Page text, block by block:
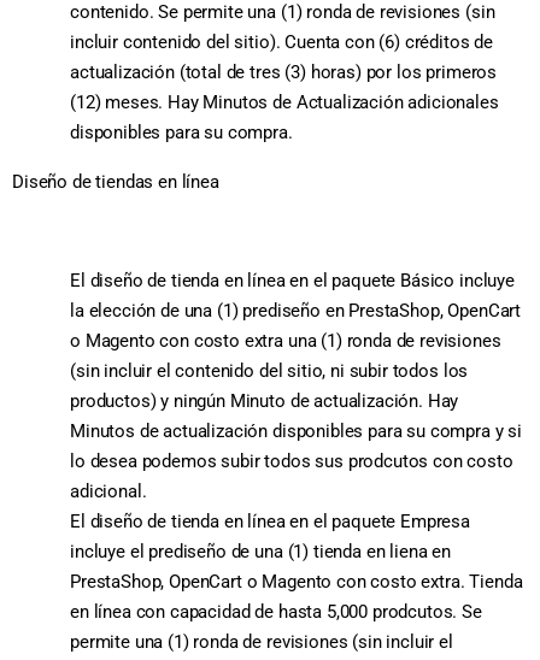
contenido. Se permite una (1) ronda de revisiones (sin
incluir contenido del sitio). Cuenta con (6) créditos de
actualización (total de tres (3) horas) por los primeros
(12) meses. Hay Minutos de Actualización adicionales
disponibles para su compra.
Diseño de tiendas en línea
El diseño de tienda en línea en el paquete Básico incluye
la elección de una (1) prediseño en PrestaShop, OpenCart
o Magento con costo extra una (1) ronda de revisiones
(sin incluir el contenido del sitio, ni subir todos los
productos) y ningún Minuto de actualización. Hay
Minutos de actualización disponibles para su compra y si
lo desea podemos subir todos sus prodcutos con costo
adicional.
El diseño de tienda en línea en el paquete Empresa
incluye el prediseño de una (1) tienda en liena en
PrestaShop, OpenCart o Magento con costo extra. Tienda
en línea con capacidad de hasta 5,000 prodcutos. Se
permite una (1) ronda de revisiones (sin incluir el